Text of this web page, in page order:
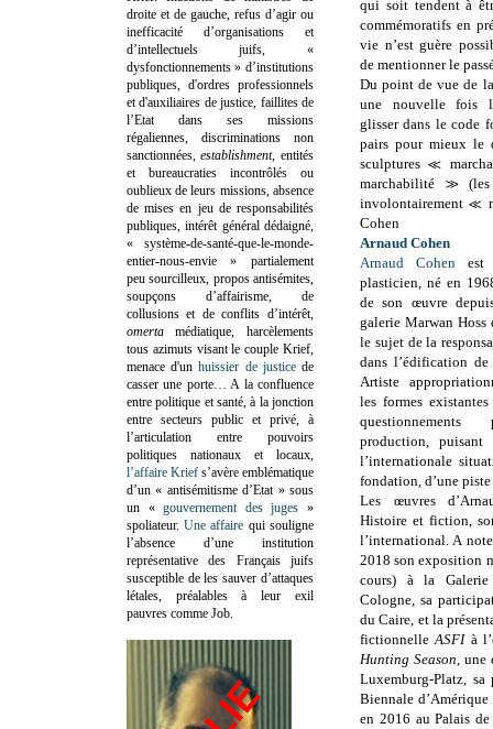
qui soit tendent à
commémoratifs en
vie n’est guère
de mentionner le
Du point de vue de
une nouvelle fois
glisser dans le code
pairs pour mieux le
sculptures ≪
marchabilité ≫ (les
involontairement ≪
Cohen
Arnaud Cohen
Arnaud Cohen est
plasticien, né en
de son œuvre
galerie Marwan Hoss
le sujet de la
dans l’édification
Artiste
les formes
questionnements
production,
l’internationale
fondation, d’une
Les œuvres
Histoire et fiction,
l’international. A
2018 son exposition
cours) à la Galerie
Cologne, sa
du Caire, et la
fictionnelleASFI à
Hunting Season, une
Luxemburg-Platz,
Biennale
en 2016 au Palais
droite et de gauche, refus d’agir ou
inefficacité d’organisations et
d’intellectuels juifs, «
dysfonctionnements » d’institutions
publiques, d'ordres professionnels
et d'auxiliaires de justice, faillites de
l’Etat dans ses missions
régaliennes, discriminations non
sanctionnées,establishment, entités
et bureaucraties incontrôlés ou
oublieux de leurs missions, absence
de mises en jeu de responsabilités
publiques, intérêt général dédaigné,
« système-de-santé-que-le-monde-
entier-nous-envie » partialement
peu sourcilleux, propos antisémites,
soupçons d’affairisme, de
collusions et de conflits d’intérêt,
omertamédiatique, harcèlements
tous azimuts visant le couple Krief,
menace d'unhuissier de justicede
casser une porte… A la confluence
entre politique et santé, à la jonction
entre secteurs public et privé, à
l’articulation entre pouvoirs
politiques nationaux et locaux,
l’affaire Krief s’avère emblématique
d’un « antisémitisme d’Etat » sous
un «gouvernement des juges »
spoliateur.Une affaire qui souligne
l’absence d’une institution
représentative des Français juifs
susceptible de les sauver d’attaques
létales, préalables à leur exil
pauvres comme Job.